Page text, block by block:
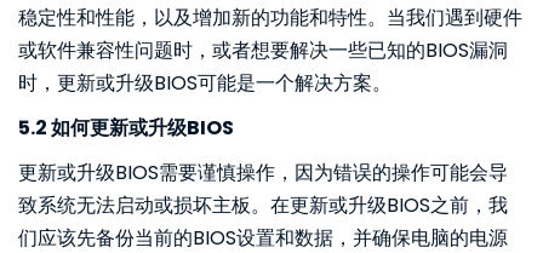
稳定性和性能，以及增加新的功能和特性。当我们遇到硬件
或软件兼容性问题时，或者想要解决一些已知的BIOS漏洞
时，更新或升级BIOS可能是一个解决方案。
5.2 如何更新或升级BIOS
更新或升级BIOS需要谨慎操作，因为错误的操作可能会导
致系统无法启动或损坏主板。在更新或升级BIOS之前，我
们应该先备份当前的BIOS设置和数据，并确保电脑的电源